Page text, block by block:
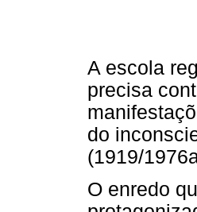
A escola
precisa
do
(1919/
O enredo